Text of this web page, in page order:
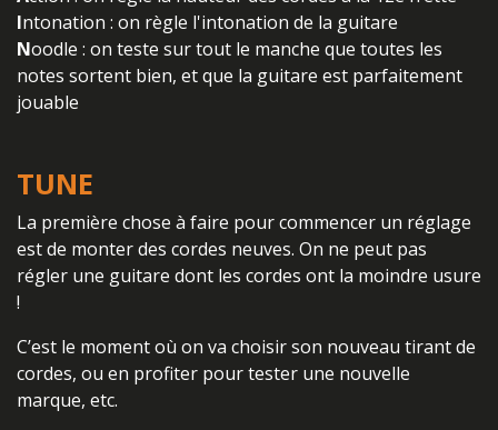
Intonation : on règle l'intonation de la guitare
Noodle : on teste sur tout le manche que toutes les
notes sortent bien, et que la guitare est parfaitement
jouable
TUNE
La première chose à faire pour commencer un réglage
est de monter des cordes neuves. On ne peut pas
régler une guitare dont les cordes ont la moindre usure
!
C’est le moment où on va choisir son nouveau tirant de
cordes, ou en profiter pour tester une nouvelle
marque, etc.